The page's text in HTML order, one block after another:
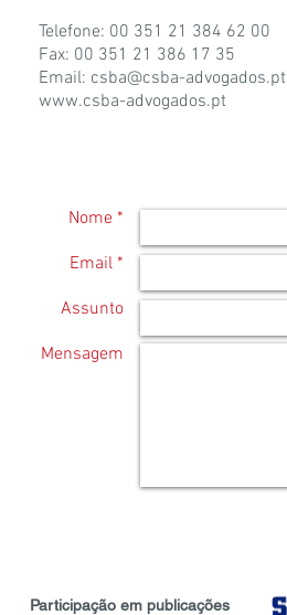
Telefone: 00 351 21 384 62 00
Fax: 00 351 21 386 17 35
Email: csba@csba-advogados.pt
www.csba-advogados.pt
Nome *
Email *
Assunto
Mensagem
Participação em publicações